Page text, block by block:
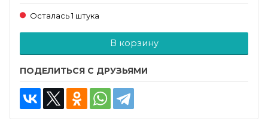
Осталась 1 штука
В корзину
ПОДЕЛИТЬСЯ С ДРУЗЬЯМИ